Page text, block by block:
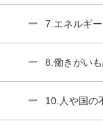
7.エネルギ
8.働きがい
10.人や国の